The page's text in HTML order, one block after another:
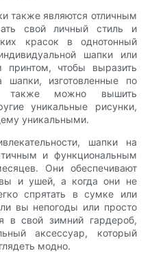
также являются отличным
свой личный стиль и
красок в однотонный
шапки или
чтобы выразить
шапки, изготовленные по
также можно вышить
уникальные рисунки,
уникальными.
шапки на
и функциональным
Они обеспечивают
и ушей, а когда они не
спрятать в сумке или
вы непогоды или просто
в свой зимний гардероб,
аксессуар, который
модно.